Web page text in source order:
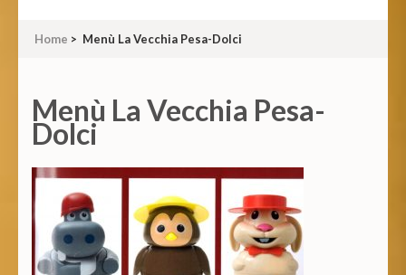
Home > Menù La Vecchia Pesa-Dolci
Menù La Vecchia Pesa-
Dolci